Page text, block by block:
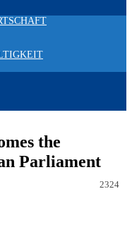
the
Parliament
2324